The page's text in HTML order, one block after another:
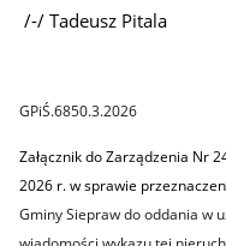
/-/ Tadeusz Pitala
GPiŚ.6850.3.2026
Załącznik do Zarządzenia Nr
2026 r. w sprawie
Gminy Siepraw do oddania w